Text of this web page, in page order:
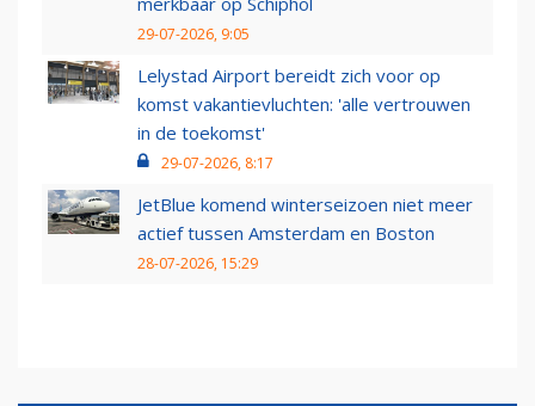
29-07-2026, 9:05
Lelystad Airport bereidt zich voor op
komst vakantievluchten: 'alle vertrouwen
in de toekomst'
29-07-2026, 8:17
JetBlue komend winterseizoen niet meer
actief tussen Amsterdam en Boston
28-07-2026, 15:29